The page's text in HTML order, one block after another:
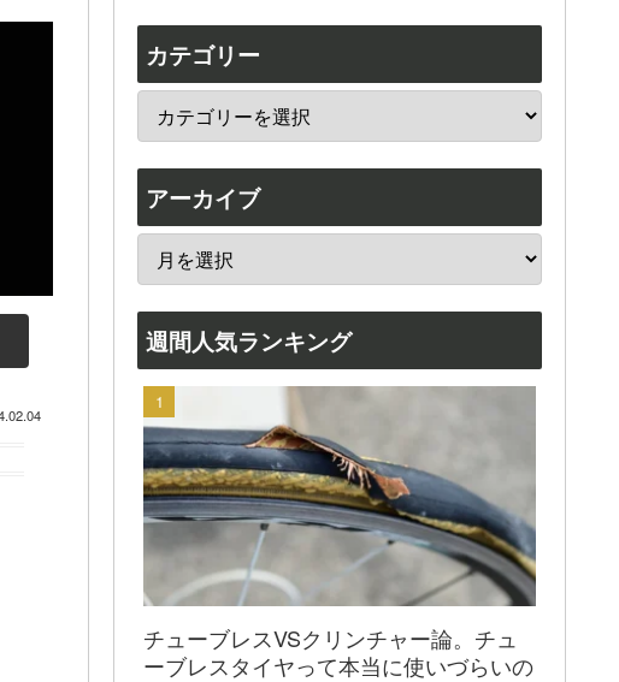
カテゴリー
アーカイブ
週間人気ランキング
チューブレスVSクリンチャー論。チュ
ーブレスタイヤって本当に使いづらいの